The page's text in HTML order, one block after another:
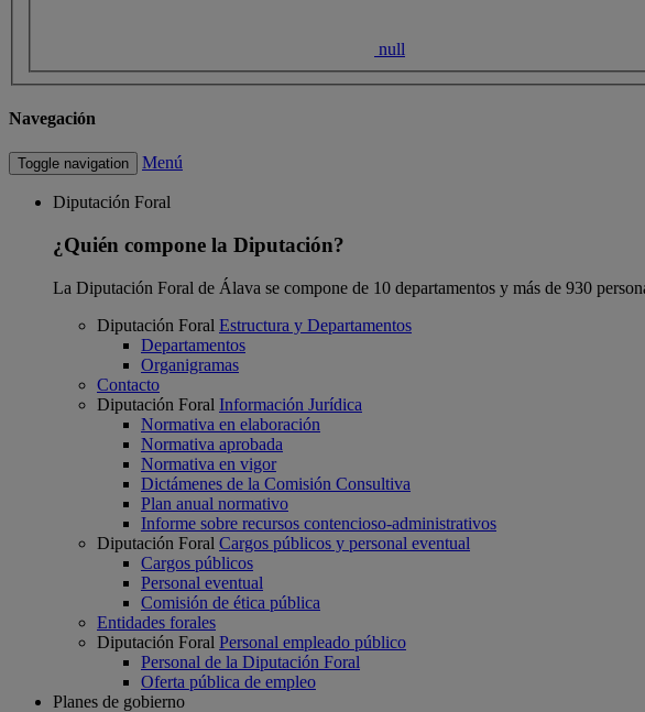
null
Navegación
Toggle navigation Menú
Diputación Foral
¿Quién compone la Diputación?
La Diputación Foral de Álava se compone de 10 departamentos y más de 930
Diputación Foral Estructura y Departamentos
Departamentos
Organigramas
Contacto
Diputación Foral Información Jurídica
Normativa en elaboración
Normativa aprobada
Normativa en vigor
Dictámenes de la Comisión Consultiva
Plan anual normativo
Informe sobre recursos contencioso-administrativos
Diputación Foral Cargos públicos y personal eventual
Cargos públicos
Personal eventual
Comisión de ética pública
Entidades forales
Diputación Foral Personal empleado público
Personal de la Diputación Foral
Oferta pública de empleo
Planes de gobierno